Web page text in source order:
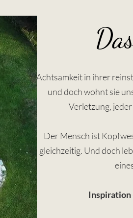
Achtsamkeit in ihrer
und doch wohnt sie
Verletzung,
Der Mensch ist
gleichzeitig. Und doch
Inspiration